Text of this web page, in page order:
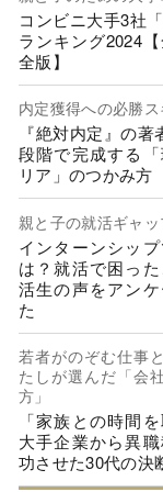
コンビニ大手3社
ランキング2024
全版】
内定獲得への必勝
『絶対内定』の
段階で完成する
リア」のつかみ方
親と子の就活ギャ
インターンシッ
は？就活で困っ
活生の声をアン
た
若者がのぞむ仕事
たしが選んだ「会
方」
「家族との時間
大手企業から異
功させた30代の決